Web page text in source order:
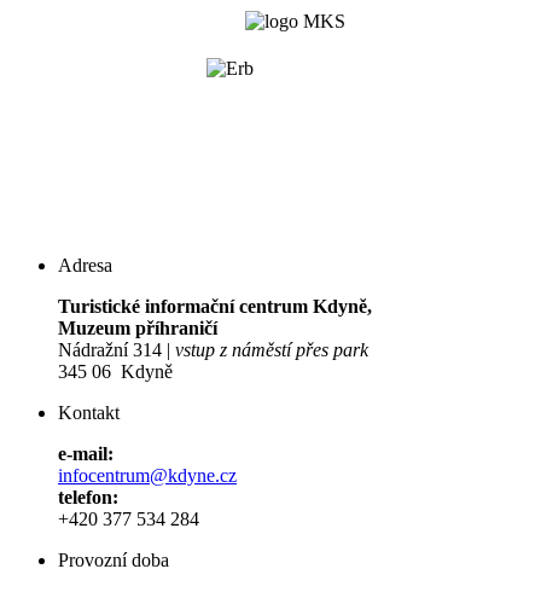
Adresa
Turistické informační centrum Kdyně,
Muzeum příhraničí
Nádražní 314 | vstup z náměstí přes park
345 06 Kdyně
Kontakt
e-mail:
infocentrum@kdyne.cz
telefon:
+420 377 534 284
Provozní doba